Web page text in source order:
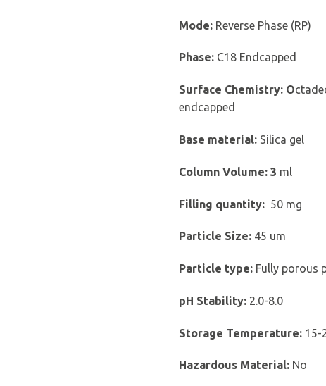
Mode: Reverse Phase (RP)
Phase: C18 Endcapped
Surface Chemistry: O
endcapped
Base material: Silica gel
Column Volume: 3 ml
Filling quantity: 50 mg
Particle Size: 45 um
Particle type: Fully porous
pH Stability: 2.0-8.0
Storage Temperature: 15-
Hazardous Material: No